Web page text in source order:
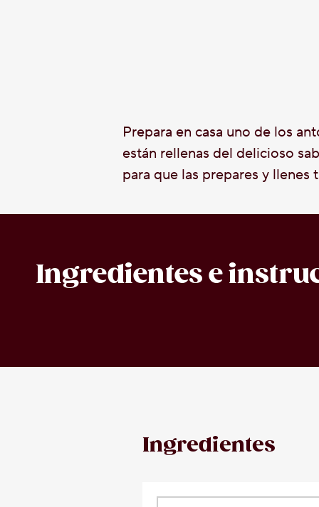
Prepara en casa uno de los
están rellenas del delicioso
para que las prepares y llenes
Ingredientes e
Ingredientes